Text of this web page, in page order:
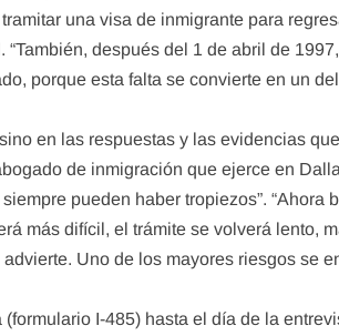
una visa de inmigrante para
después del 1 de abril de
porque esta falta se convierte en un
en las respuestas y las evidencias
de inmigración que ejerce en
pueden haber tropiezos”. “Ahora
más difícil, el trámite se volverá lento,
Uno de los mayores riesgos se
I-485) hasta el día de la